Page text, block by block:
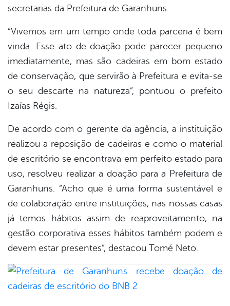
secretarias da Prefeitura de Garanhuns.
“Vivemos em um tempo onde toda parceria é bem
vinda. Esse ato de doação pode parecer pequeno
imediatamente, mas são cadeiras em bom estado
de conservação, que servirão à Prefeitura e evita-se
o seu descarte na natureza”, pontuou o prefeito
Izaías Régis.
De acordo com o gerente da agência, a instituição
realizou a reposição de cadeiras e como o material
de escritório se encontrava em perfeito estado para
uso, resolveu realizar a doação para a Prefeitura de
Garanhuns. “Acho que é uma forma sustentável e
de colaboração entre instituições, nas nossas casas
já temos hábitos assim de reaproveitamento, na
gestão corporativa esses hábitos também podem e
devem estar presentes”, destacou Tomé Neto.